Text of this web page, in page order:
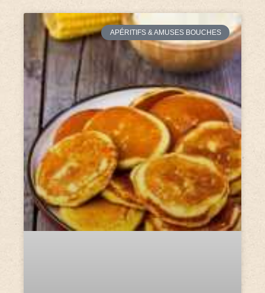
APÉRITIFS & AMUSES BOUCHES